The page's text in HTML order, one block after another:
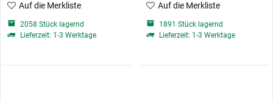
Auf die Merkliste
2058 Stück lagernd
Lieferzeit: 1-3 Werktage
Auf die Merkliste
1891 Stück lagernd
Lieferzeit: 1-3 Werktage